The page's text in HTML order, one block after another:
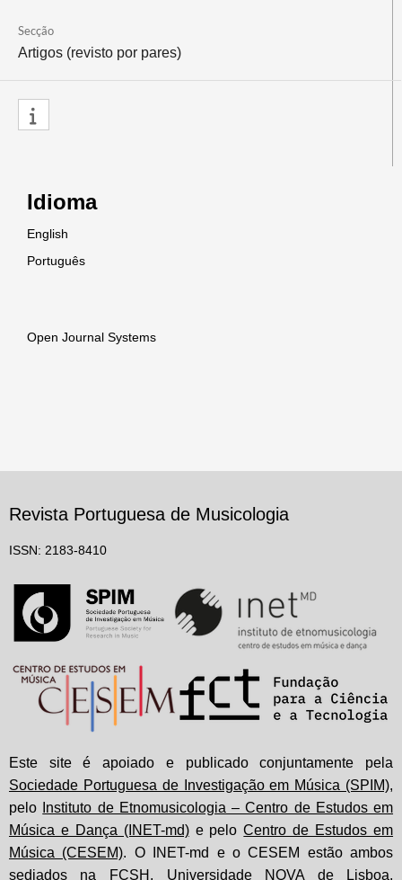
Secção
Artigos (revisto por pares)
Idioma
English
Português
Open Journal Systems
Revista Portuguesa de Musicologia
ISSN: 2183-8410
Este site é apoiado e publicado conjuntamente pela
Sociedade Portuguesa de Investigação em Música (SPIM),
pelo
Instituto de Etnomusicologia – Centro de Estudos em
Música e Dança (INET-md)e peloCentro de Estudos em
Música (CESEM). O INET-md e o CESEM estão ambos
sediados na FCSH, Universidade NOVA de Lisboa,